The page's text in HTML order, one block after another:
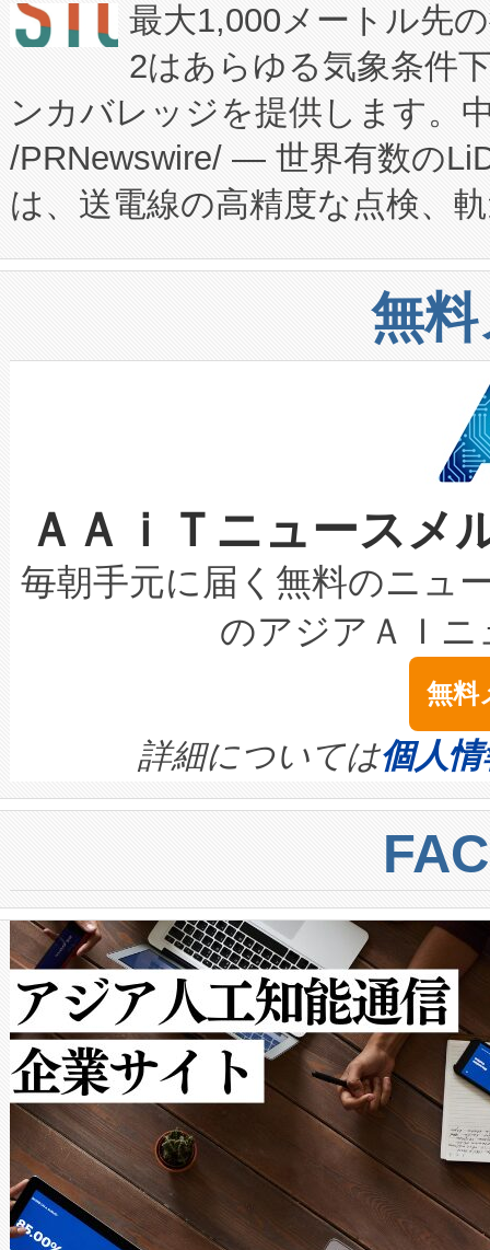
患者にとっての費用負担を大
のアクセスを大幅に拡大する
Fully-Connected Continuous
プログラムには、施設設計・
に関する技術移転および知的
構造化トレーニングカリキュ
上げおよび商用化段階におけ
設備整備および立ち上げ調整
加組織は、Enzeneのバイオ
選定された製品について、自
取得できる可能性もあります
設には、3億～4億ドルかか
最高経営責任者（CEO）であ
す。「当社のfully-connected
ームを利用すれば、6,000万
きます。この効率性は、フェ
President原信平）と、エンタ
ードするVoltaiqは、日本にあ
ーエネルギー貯蔵システム（
た。 Voltaiq独自のAI搭載プラ
定、統合、導入、運用に至る
安全性を追跡し、確保する事
増加しているデータセンター
る電力網に大きな負担をかけ
事業者の負担軽減という課題
系統連系を迅速にし、ピーク
限を超えて利用可能な電力容
持できるよう貢献します。こ
ービスレベル契約（SLA）違
テリー性能の劣化によるダウ
念は、現在データセンターが
ます。 Voltaiq provides a
quality and reliability for AI
BESS stack to ensure battery
centers. Voltaiqは、ai&のAI
からシステム統合、試運転、
クルの各段階のデータを監視
[…]
最大1,000メートル先
2はあらゆる気象条件
ンカバレッジを提供します。
/PRNewswire/ — 世界有数の
は、送電線の高精度な点検、
や穀物倉庫におけるバルク材
リューション「Avia 2」を発
したAvia 2は、1,000メート
狭視野のFOVを切り替えるこ
ケーブル、枝などの細かな対
なレーザースポットにより、
な環境下でも豊かなディテー
キロメートル範囲を検出
LiDAR for Inspections,
は1535 nmレーザーを搭載。
イズの小径化を実現すること
す。ノーマルモードでは、
ートル先まで検出でき、これ
トに対して約600メートルに
では、反射率10％のターゲッ
で向上し、最大検知距離は
ットだけで最大1キロメート
ルの変電所周囲を監視でき、
作業と点群処理を簡素化でき
Avia 2は、2種類のFOVオプシ
× 80°のノーマルモード、長
ードを切り替えて使用するこ
無
ＡＡｉＴニュース
毎朝手元に届く無料のニュ
のアジアＡＩ
無料
詳細については個人